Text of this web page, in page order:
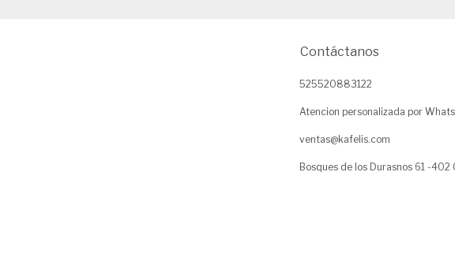
Contáctanos
525520883122
Atencion personalizada por
ventas@kafelis.com
Bosques de los Durasnos 61 -402